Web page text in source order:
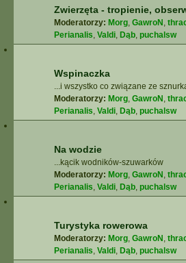
Zwierzęta - tropienie,
Moderatorzy: Morg, GawroN ,
Perianalis, Valdi, Dąb, puchalsw
Wspinaczka
...i wszystko co związane ze
Moderatorzy: Morg, GawroN ,
Perianalis, Valdi, Dąb, puchalsw
Na wodzie
...kącik wodników-szuwarków
Moderatorzy: Morg, GawroN ,
Perianalis, Valdi, Dąb, puchalsw
Turystyka rowerowa
Moderatorzy: Morg, GawroN ,
Perianalis, Valdi, Dąb, puchalsw